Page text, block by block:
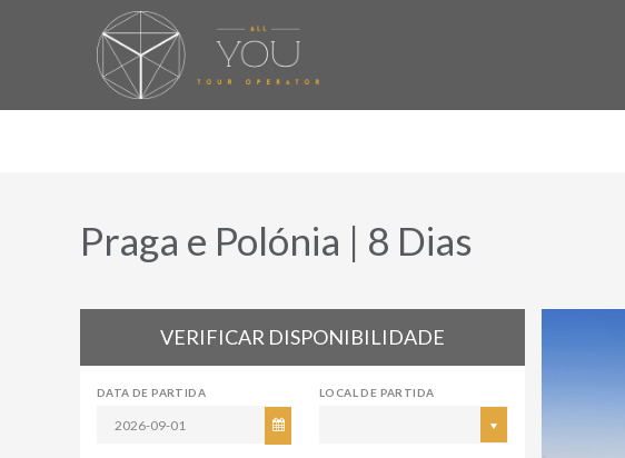
Praga e Polónia | 8 Dias
VERIFICAR DISPONIBILIDADE
DATA DE PARTIDA LOCAL DE PARTIDA